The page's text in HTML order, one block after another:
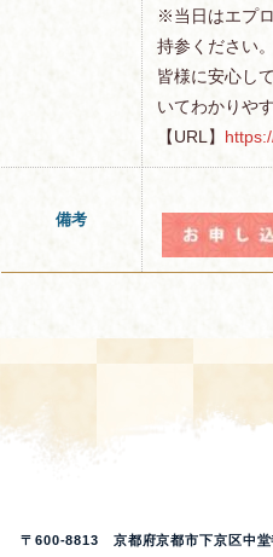
※当日はエプ
持参ください。
皆様に安心し
いてわかりや
【URL】
備考
〒600-8813 京都府京都市下京区中